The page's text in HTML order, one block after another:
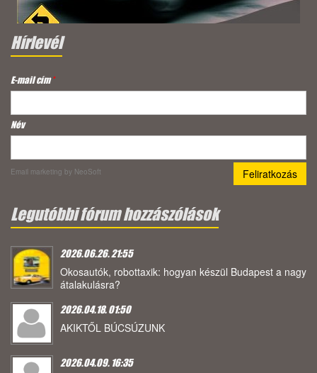
Hírlevél
E-mail cím*
Név
Email marketing by NeoSoft
Legutóbbi fórum hozzászólások
2026.06.26. 21:55
Okosautók, robottaxik: hogyan készül Budapest a nagy
átalakulásra?
2026.04.18. 01:50
AKIKTŐL BÚCSÚZUNK
2026.04.09. 16:35